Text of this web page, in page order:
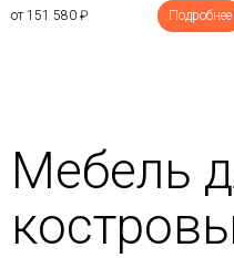
от 151 580 ₽ Подробнее
Мебель